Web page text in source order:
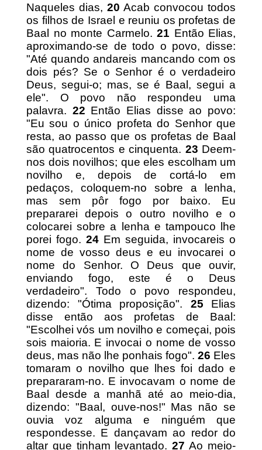
Naqueles dias, 20 Acab convocou todos
os filhos de Israel e reuniu os profetas de
Baal no monte Carmelo. 21 Então Elias,
aproximando-se de todo o povo, disse:
"Até quando andareis mancando com os
dois pés? Se o Senhor é o verdadeiro
Deus, segui-o; mas, se é Baal, segui a
ele". O povo não respondeu uma
palavra. 22 Então Elias disse ao povo:
"Eu sou o único profeta do Senhor que
resta, ao passo que os profetas de Baal
são quatrocentos e cinquenta. 23 Deem-
nos dois novilhos; que eles escolham um
novilho e, depois de cortá-lo em
pedaços, coloquem-no sobre a lenha,
mas sem pôr fogo por baixo. Eu
prepararei depois o outro novilho e o
colocarei sobre a lenha e tampouco lhe
porei fogo. 24 Em seguida, invocareis o
nome de vosso deus e eu invocarei o
nome do Senhor. O Deus que ouvir,
enviando fogo, este é o Deus
verdadeiro". Todo o povo respondeu,
dizendo: "Ótima proposição". 25 Elias
disse então aos profetas de Baal:
"Escolhei vós um novilho e começai, pois
sois maioria. E invocai o nome de vosso
deus, mas não lhe ponhais fogo". 26 Eles
tomaram o novilho que lhes foi dado e
prepararam-no. E invocavam o nome de
Baal desde a manhã até ao meio-dia,
dizendo: "Baal, ouve-nos!" Mas não se
ouvia voz alguma e ninguém que
respondesse. E dançavam ao redor do
altar que tinham levantado.27 Ao meio-